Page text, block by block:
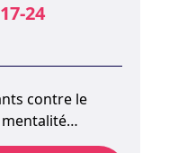
24
contre le
saisissant des